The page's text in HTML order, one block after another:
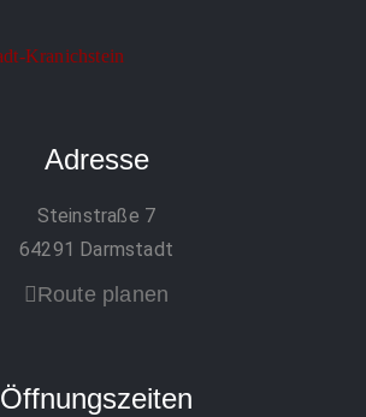
Adresse
Steinstraße 7
64291 Darmstadt
Route planen
Öffnungszeiten